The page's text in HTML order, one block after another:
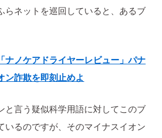
らネットを巡回していると、あるブ
「ナノケアドライヤーレビュー」パナ
ン詐欺を即刻止めよ
と言う疑似科学用語に対してこのブ
いるのですが、そのマイナスイオン